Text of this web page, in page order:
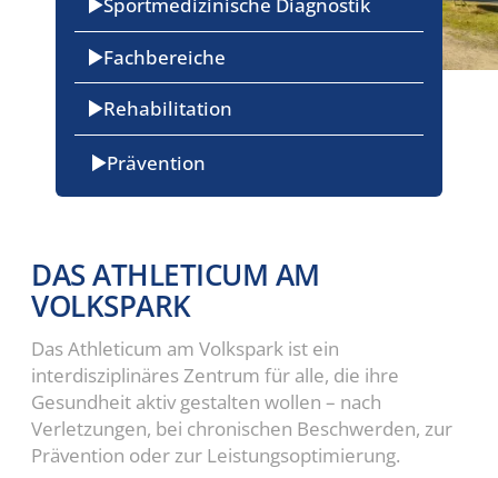
Sportmedizinische Diagnostik
Fachbereiche
Rehabilitation
Prävention
DAS ATHLETICUM AM
VOLKSPARK
Das Athleticum am Volkspark ist ein
interdisziplinäres Zentrum für alle, die ihre
Gesundheit aktiv gestalten wollen – nach
Verletzungen, bei chronischen Beschwerden, zur
Prävention oder zur Leistungsoptimierung.